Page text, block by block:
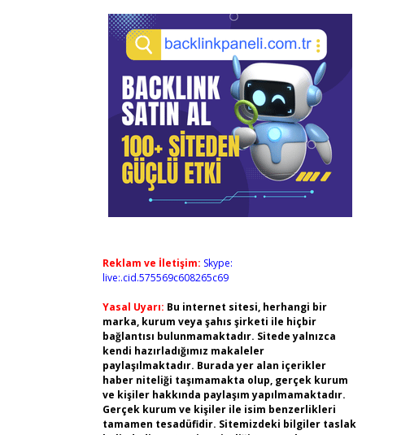
Reklam ve İletişim: Skype:
live:.cid.575569c608265c69
Yasal Uyarı: Bu internet sitesi, herhangi bir
marka, kurum veya şahıs şirketi ile hiçbir
bağlantısı bulunmamaktadır. Sitede yalnızca
kendi hazırladığımız makaleler
paylaşılmaktadır. Burada yer alan içerikler
haber niteliği taşımamakta olup, gerçek kurum
ve kişiler hakkında paylaşım yapılmamaktadır.
Gerçek kurum ve kişiler ile isim benzerlikleri
tamamen tesadüfidir. Sitemizdeki bilgiler taslak